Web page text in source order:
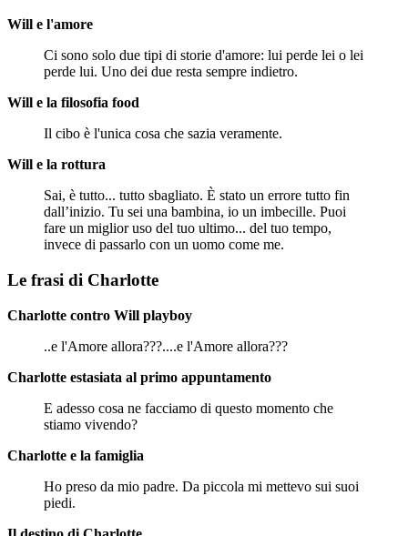
Will e l'amore
Ci sono solo due tipi di storie d'amore: lui perde lei o lei
perde lui. Uno dei due resta sempre indietro.
Will e la filosofia food
Il cibo è l'unica cosa che sazia veramente.
Will e la rottura
Sai, è tutto... tutto sbagliato. È stato un errore tutto fin
dall’inizio. Tu sei una bambina, io un imbecille. Puoi
fare un miglior uso del tuo ultimo... del tuo tempo,
invece di passarlo con un uomo come me.
Le frasi di Charlotte
Charlotte contro Will playboy
..e l'Amore allora???....e l'Amore allora???
Charlotte estasiata al primo appuntamento
E adesso cosa ne facciamo di questo momento che
stiamo vivendo?
Charlotte e la famiglia
Ho preso da mio padre. Da piccola mi mettevo sui suoi
piedi.